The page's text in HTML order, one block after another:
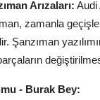
Arızaları: Audi
zamanla
Şanzıman
- Burak Bey: